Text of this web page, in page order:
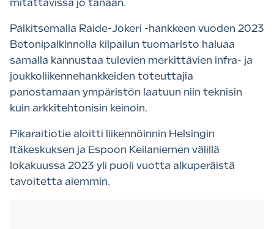
mitattavissa jo tänään.
Palkitsemalla Raide-Jokeri -hankkeen vuoden 2023
Betonipalkinnolla kilpailun tuomaristo haluaa
samalla kannustaa tulevien merkittävien infra- ja
joukkoliikennehankkeiden toteuttajia
panostamaan ympäristön laatuun niin teknisin
kuin arkkitehtonisin keinoin.
Pikaraitiotie aloitti liikennöinnin Helsingin
Itäkeskuksen ja Espoon Keilaniemen välillä
lokakuussa 2023 yli puoli vuotta alkuperäistä
tavoitetta aiemmin.